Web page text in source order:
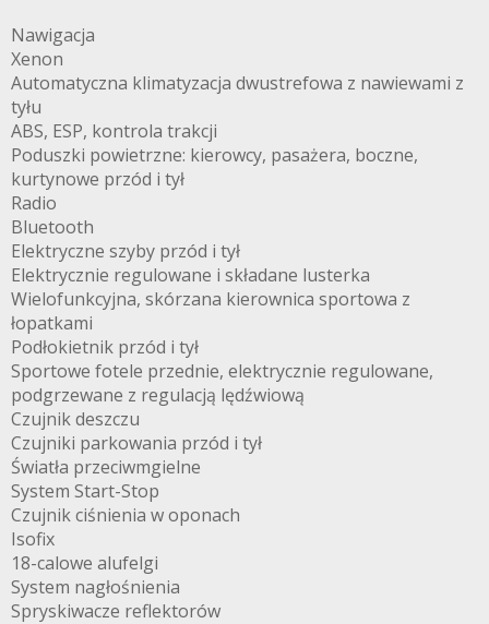
Nawigacja
Xenon
Automatyczna klimatyzacja dwustrefowa z nawiewami z
tyłu
ABS, ESP, kontrola trakcji
Poduszki powietrzne: kierowcy, pasażera, boczne,
kurtynowe przód i tył
Radio
Bluetooth
Elektryczne szyby przód i tył
Elektrycznie regulowane i składane lusterka
Wielofunkcyjna, skórzana kierownica sportowa z
łopatkami
Podłokietnik przód i tył
Sportowe fotele przednie, elektrycznie regulowane,
podgrzewane z regulacją lędźwiową
Czujnik deszczu
Czujniki parkowania przód i tył
Światła przeciwmgielne
System Start-Stop
Czujnik ciśnienia w oponach
Isofix
18-calowe alufelgi
System nagłośnienia
Spryskiwacze reflektorów